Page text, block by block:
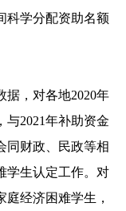
科学分配资助名额
据，对各地2020年
与2021年补助资金
同财政、民政等相
学生认定工作。对
经济困难学生，